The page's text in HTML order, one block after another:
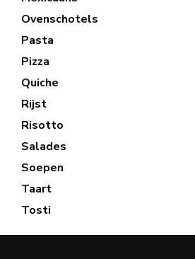
Ovenschotels
Pasta
Pizza
Quiche
Rijst
Risotto
Salades
Soepen
Taart
Tosti